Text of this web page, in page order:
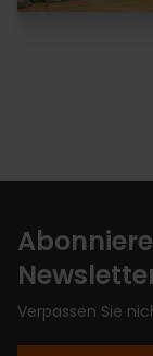
Verpassen Sie